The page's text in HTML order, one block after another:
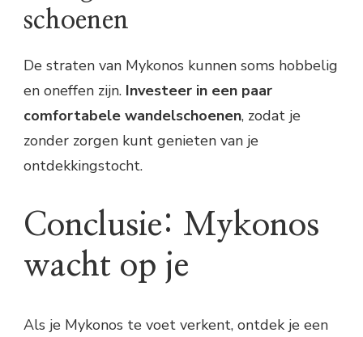
schoenen
De straten van Mykonos kunnen soms hobbelig
en oneffen zijn. Investeer in een paar
comfortabele wandelschoenen, zodat je
zonder zorgen kunt genieten van je
ontdekkingstocht.
Conclusie: Mykonos
wacht op je
Als je Mykonos te voet verkent, ontdek je een